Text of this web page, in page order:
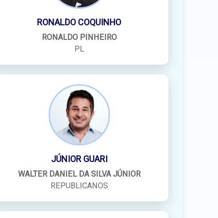
RONALDO COQUINHO
RONALDO PINHEIRO
PL
JÚNIOR GUARI
WALTER DANIEL DA SILVA JÚNIOR
REPUBLICANOS